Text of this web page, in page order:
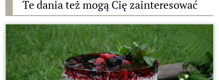
Te dania też mogą Cię zainteresować